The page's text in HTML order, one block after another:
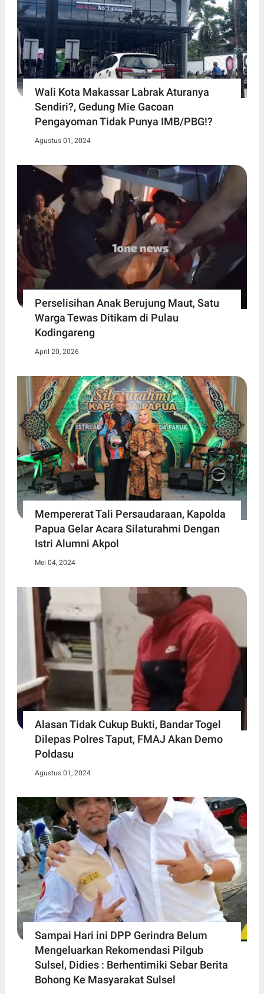
Wali Kota Makassar Labrak Aturanya
Sendiri?, Gedung Mie Gacoan
Pengayoman Tidak Punya IMB/PBG!?
Agustus 01, 2024
Perselisihan Anak Berujung Maut, Satu
Warga Tewas Ditikam di Pulau
Kodingareng
April 20, 2026
Mempererat Tali Persaudaraan, Kapolda
Papua Gelar Acara Silaturahmi Dengan
Istri Alumni Akpol
Mei 04, 2024
Alasan Tidak Cukup Bukti, Bandar Togel
Dilepas Polres Taput, FMAJ Akan Demo
Poldasu
Agustus 01, 2024
Sampai Hari ini DPP Gerindra Belum
Mengeluarkan Rekomendasi Pilgub
Sulsel, Didies : Berhentimiki Sebar Berita
Bohong Ke Masyarakat Sulsel